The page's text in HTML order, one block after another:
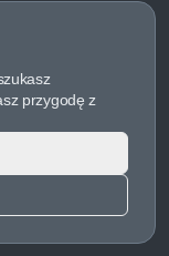
przygodę z